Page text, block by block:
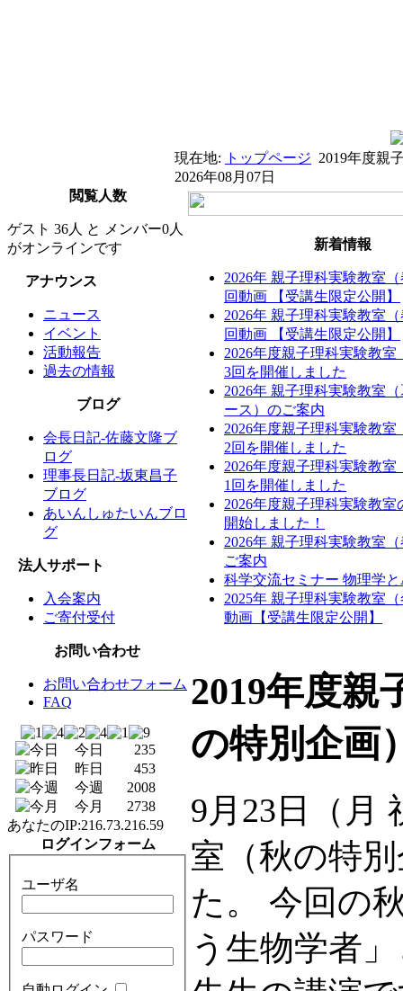
現在地: トップページ 2019年度親
2026年08月07日
閲覧人数
ゲスト 36人 と メンバー0人
がオンラインです
アナウンス
ニュース
イベント
活動報告
過去の情報
ブログ
会長日記-佐藤文隆ブ
ログ
理事長日記-坂東昌子
ブログ
あいんしゅたいんブロ
グ
法人サポート
入会案内
ご寄付受付
お問い合わせ
お問い合わせフォーム
FAQ
今日
235
昨日
453
今週
2008
今月
2738
あなたのIP:216.73.216.59
ログインフォーム
ユーザ名
パスワード
新着情報
2026年 親子理科実験教室
回動画 【受講生限定公開】
2026年 親子理科実験教室
回動画 【受講生限定公開】
2026年度親子理科実験教室
3回を開催しました
2026年 親子理科実験教室
ース）のご案内
2026年度親子理科実験教室
2回を開催しました
2026年度親子理科実験教室
1回を開催しました
2026年度親子理科実験教室
開始しました！
2026年 親子理科実験教室
ご案内
科学交流セミナー 物理学
2025年 親子理科実験教室
動画【受講生限定公開】
2019年度親
の特別企画
9月23日（月
室（秋の特
た。 今回の
う生物学者